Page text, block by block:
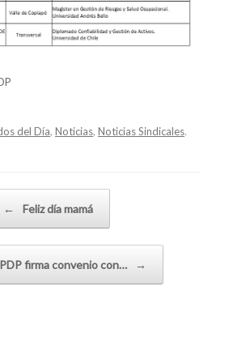
del Día, Noticias, Noticias Sindicales.
← Feliz día mamá
firma convenio con… →